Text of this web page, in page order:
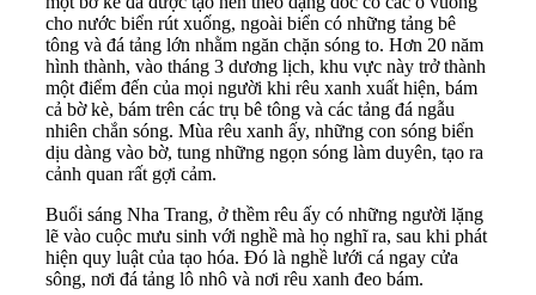
cho nước biển rút xuống, ngoài biển có những tảng bê
tông và đá tảng lớn nhằm ngăn chặn sóng to. Hơn 20 năm
hình thành, vào tháng 3 dương lịch, khu vực này trở thành
một điểm đến của mọi người khi rêu xanh xuất hiện, bám
cả bờ kè, bám trên các trụ bê tông và các tảng đá ngẫu
nhiên chắn sóng. Mùa rêu xanh ấy, những con sóng biển
dịu dàng vào bờ, tung những ngọn sóng làm duyên, tạo ra
cảnh quan rất gợi cảm.
Buổi sáng Nha Trang, ở thềm rêu ấy có những người lặng
lẽ vào cuộc mưu sinh với nghề mà họ nghĩ ra, sau khi phát
hiện quy luật của tạo hóa. Đó là nghề lưới cá ngay cửa
sông, nơi đá tảng lô nhô và nơi rêu xanh đeo bám.